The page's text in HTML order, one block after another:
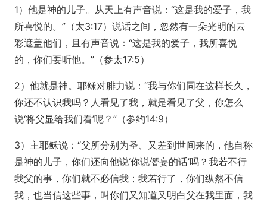
1）他是神的儿子。从天上有声音说：“这是我的爱子，我
所喜悦的。”（太3:17）说话之间，忽然有一朵光明的云
彩遮盖他们，且有声音说：“这是我的爱子，我所喜悦
的，你们要听他。”（参太17:5）
2）他就是神。耶稣对腓力说：“我与你们同在这样长久，
你还不认识我吗？人看见了我，就是看见了父，你怎么
说‘将父显给我们看’呢？”（参约14:9）
3）主耶稣说：“父所分别为圣、又差到世间来的，他自称
是神的儿子，你们还向他说‘你说僭妄的话’吗？我若不行
我父的事，你们就不必信我；我若行了，你们纵然不信
我，也当信这些事，叫你们又知道又明白父在我里面，我